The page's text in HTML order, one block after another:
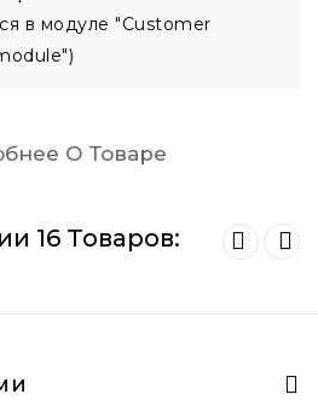
в модуле "Customer
О Товаре
16 Товаров: